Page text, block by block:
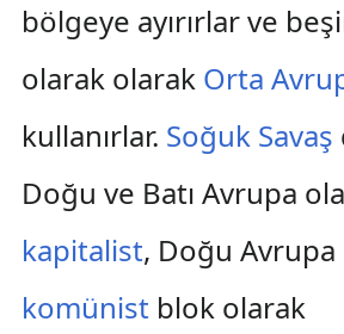
bölgeye ayırırlar ve
olarak olarak Orta
kullanırlar. Soğuk Savaş
Doğu ve Batı Avrupa
kapitalist, Doğu Avrupa
komünistblok olarak